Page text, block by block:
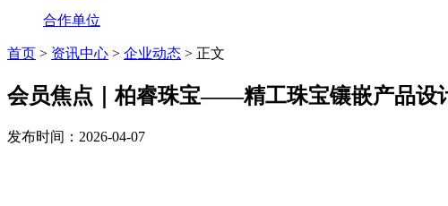
合作单位
首页 > 资讯中心 > 企业动态 > 正文
会员焦点｜柏睿珠宝——精工珠宝镶嵌产品设
发布时间：2026-04-07